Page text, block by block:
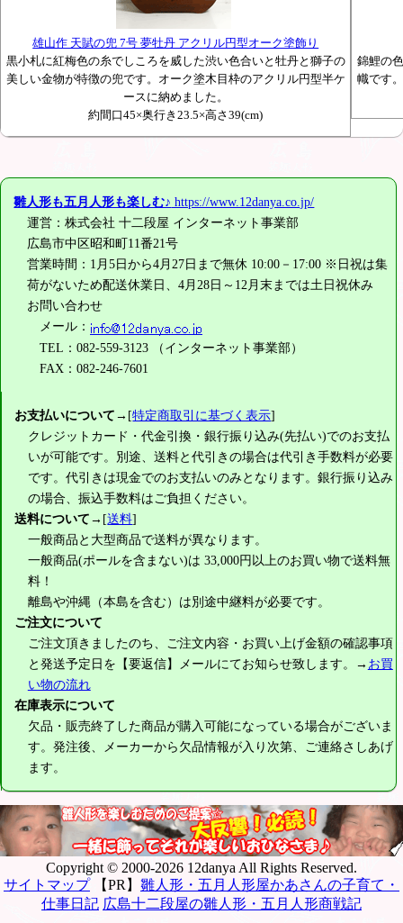
雄山作 天賦の兜 7号 夢牡丹 アクリル円型オーク塗飾り
黒小札に紅梅色の糸でしころを威した渋い色合いと牡丹と獅子の
美しい金物が特徴の兜です。オーク塗木目枠のアクリル円型半ケ
ースに納めました。
約間口45×奥行き23.5×高さ39(cm)
錦鯉の
幟です
雛人形も五月人形も楽しむ♪ https://www.12danya.co.jp/
運営：株式会社 十二段屋 インターネット事業部
広島市中区昭和町11番21号
営業時間：1月5日から4月27日まで無休 10:00－17:00 ※日祝は集
荷がないため配送休業日、4月28日～12月末までは土日祝休み
お問い合わせ
メール：
TEL：082-559-3123 （インターネット事業部）
FAX：082-246-7601
お支払いについて→[特定商取引に基づく表示]
クレジットカード・代金引換・銀行振り込み(先払い)でのお支払
いが可能です。別途、送料と代引きの場合は代引き手数料が必要
です。代引きは現金でのお支払いのみとなります。銀行振り込み
の場合、振込手数料はご負担ください。
送料について→[送料]
一般商品と大型商品で送料が異なります。
一般商品(ポールを含まない)は 33,000円 以上のお買い物で送料無
料！
離島や沖縄（本島を含む）は別途中継料が必要です。
ご注文について
ご注文頂きましたのち、ご注文内容・お買い上げ金額の確認事項
と発送予定日を【要返信】メールにてお知らせ致します。→ お買
い物の流れ
在庫表示について
欠品・販売終了した商品が購入可能になっている場合がございま
す。発注後、メーカーから欠品情報が入り次第、ご連絡さしあげ
ます。
Copyright © 2000-2026 12danya All Rights Reserved.
サイトマップ
【PR】 雛人形・五月人形屋かあさんの子育て・
仕事日記 広島十二段屋の雛人形・五月人形商戦記